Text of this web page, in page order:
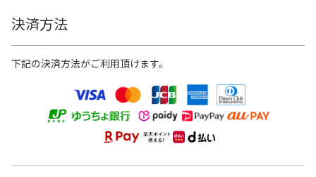
決済方法
下記の決済方法がご利用頂けます。